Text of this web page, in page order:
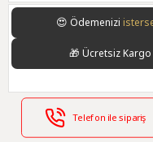
😍 Ödemenizi
🎁 Ücretsiz Kargo
Telefon ile sipariş